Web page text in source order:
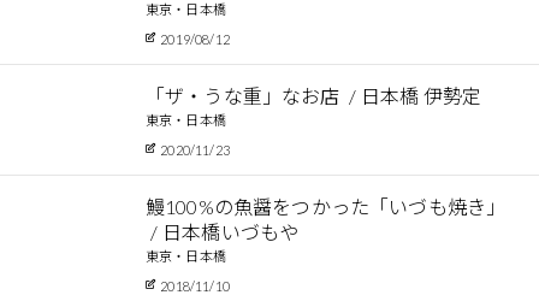
東京・日本橋
2019/08/12
「ザ・うな重」なお店 日本橋 伊勢定
東京・日本橋
2020/11/23
鰻100%の魚醤をつかった「いづも焼き」
日本橋いづもや
東京・日本橋
2018/11/10